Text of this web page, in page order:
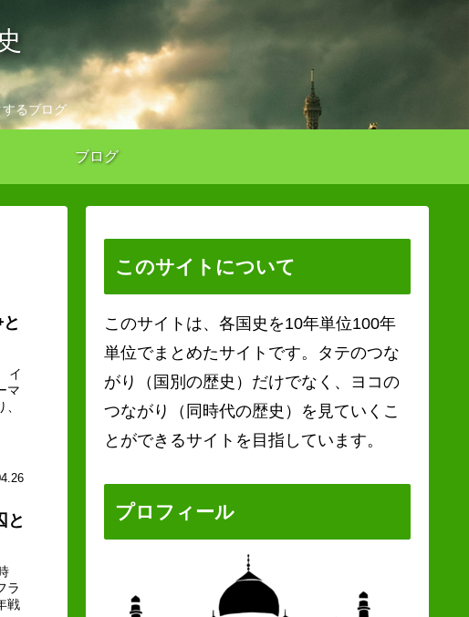
るブログ
ブログ
イ
マ
と
ラ
戦
このサイトについて
このサイトは、各国史を10年単位100年
単位でまとめたサイトです。タテのつな
がり（国別の歴史）だけでなく、ヨコの
つながり（同時代の歴史）を見ていくこ
とができるサイトを目指しています。
プロフィール